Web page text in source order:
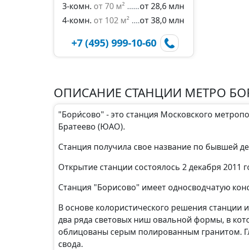
3-комн. от 70 м²
от 28,6 млн
4-комн. от 102 м² от 38,0 млн
+7 (495) 999-10-60
ОПИСАНИЕ СТАНЦИИ МЕТРО
"Бори́сово" - это станция Московского
Братеево (ЮАО).
Станция получила свое название по бывшей
Открытие станции состоялось 2 декабря 2011
Станция "Борисово" имеет односводчатую
В основе колористического решения
два ряда световых ниш овальной формы, в
облицованы серым полированным гранитом.
свода.